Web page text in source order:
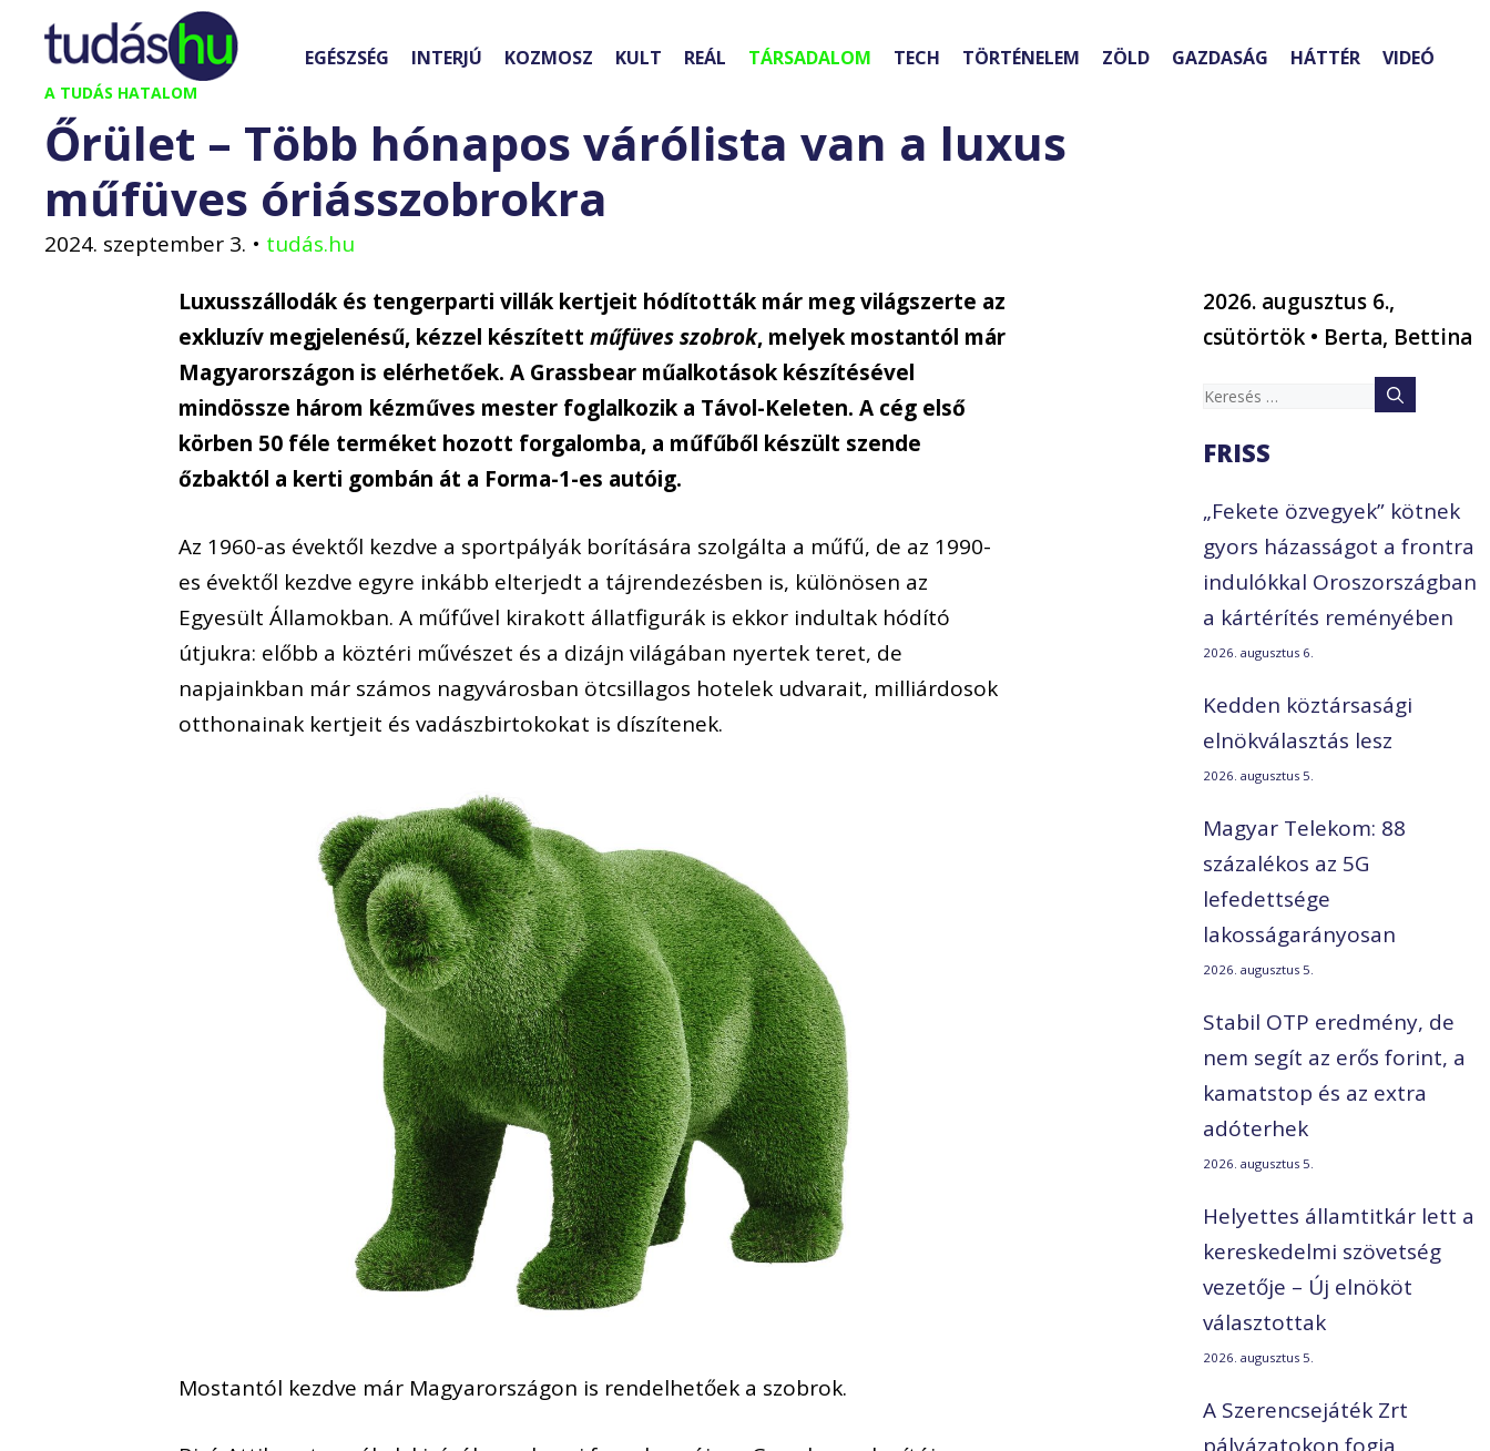
Kilépés
tartalomba
A TUDÁS HATALOM
EGÉSZSÉG INTERJÚ KOZMOSZ KULT REÁL TÁRSADALOM TECH TÖRTÉNELEM ZÖLD GAZDASÁG HÁTTÉR VIDEÓ
Őrület – Több hónapos várólista van a luxus
műfüves óriásszobrokra
2024. szeptember 3. • tudás.hu
Luxusszállodák és tengerparti villák kertjeit hódították már meg világszerte az
exkluzív megjelenésű, kézzel készítettműfüves szobrok, melyek mostantól már
Magyarországon is elérhetőek. A Grassbear műalkotások készítésével
mindössze három kézműves mester foglalkozik a Távol-Keleten. A cég első
körben 50 féle terméket hozott forgalomba, a műfűből készült szende
őzbaktól a kerti gombán át a Forma-1-es autóig.
Az 1960-as évektől kezdve a sportpályák borítására szolgálta a műfű, de az 1990-
es évektől kezdve egyre inkább elterjedt a tájrendezésben is, különösen az
Egyesült Államokban. A műfűvel kirakott állatfigurák is ekkor indultak hódító
útjukra: előbb a köztéri művészet és a dizájn világában nyertek teret, de
napjainkban már számos nagyvárosban ötcsillagos hotelek udvarait, milliárdosok
otthonainak kertjeit és vadászbirtokokat is díszítenek.
Mostantól kezdve már Magyarországon is rendelhetőek a szobrok.
2026. augusztus 6.,
csütörtök • Berta, Bettina
Keresés:
FRISS
„Fekete özvegyek” kötnek
gyors házasságot a frontra
indulókkal Oroszországban
a kártérítés reményében
2026. augusztus 6.
Kedden köztársasági
elnökválasztás lesz
2026. augusztus 5.
Magyar Telekom: 88
százalékos az 5G
lefedettsége
lakosságarányosan
2026. augusztus 5.
Stabil OTP eredmény, de
nem segít az erős forint, a
kamatstop és az extra
adóterhek
2026. augusztus 5.
Helyettes államtitkár lett a
kereskedelmi szövetség
vezetője – Új elnököt
választottak
2026. augusztus 5.
A Szerencsejáték Zrt